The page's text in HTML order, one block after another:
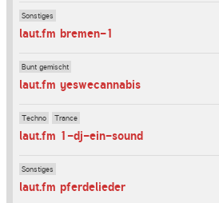
Sonstiges
laut.fm bremen-1
Bunt gemischt
laut.fm yeswecannabis
Techno Trance
laut.fm 1-dj-ein-sound
Sonstiges
laut.fm pferdelieder